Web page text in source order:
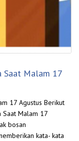
Saat Malam 17
17 Agustus Berikut
Saat Malam 17
bosan
kata- kata